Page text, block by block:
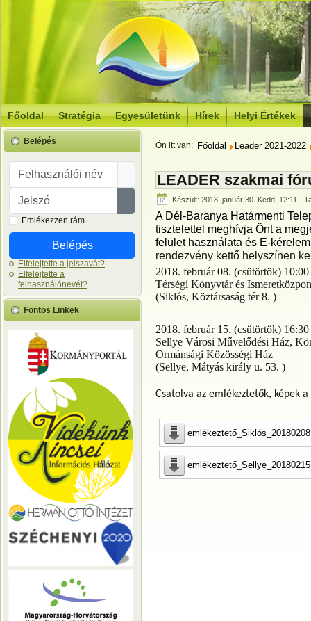
Főoldal Stratégia Egyesületünk Hírek Helyi Értékek
Belépés
Felhasználói név
Jelszó
Jelszó megjelenítése
Emlékezzen rám
Belépés
Elfelejtette a jelszavát?
Elfelejtette a
felhasználónevét?
Fontos Linkek
Ön itt van: Főoldal Leader 2021-2022
LEADER szakmai
Készült: 2018. január 30. Kedd, 12:11 |
A Dél-Baranya Határmenti
tisztelettel meghívja Önta
felület használata és E-
rendezvény kettő helyszínen
2018. február 08. (csütörtök) 10:00
Térségi Könyvtár és
(Siklós, Köztársaság tér 8. )
2018. február 15. (csütörtök) 16:30
Sellye Városi Művelődési Ház,
Ormánsági Közösségi Ház
(Sellye, Mátyás király u. 53. )
Csatolva az emlékeztetők, képek
emlékeztető_Siklós_20180208
emlékeztető_Sellye_20180215